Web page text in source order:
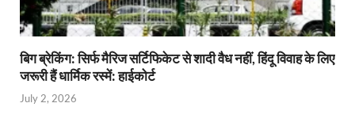
बिग ब्रेकिंग: सिर्फ मैरिज सर्टिफिकेट से शादी वैध नहीं, हिंदू विवाह के लिए
जरूरी हैं धार्मिक रस्में: हाईकोर्ट
July 2, 2026